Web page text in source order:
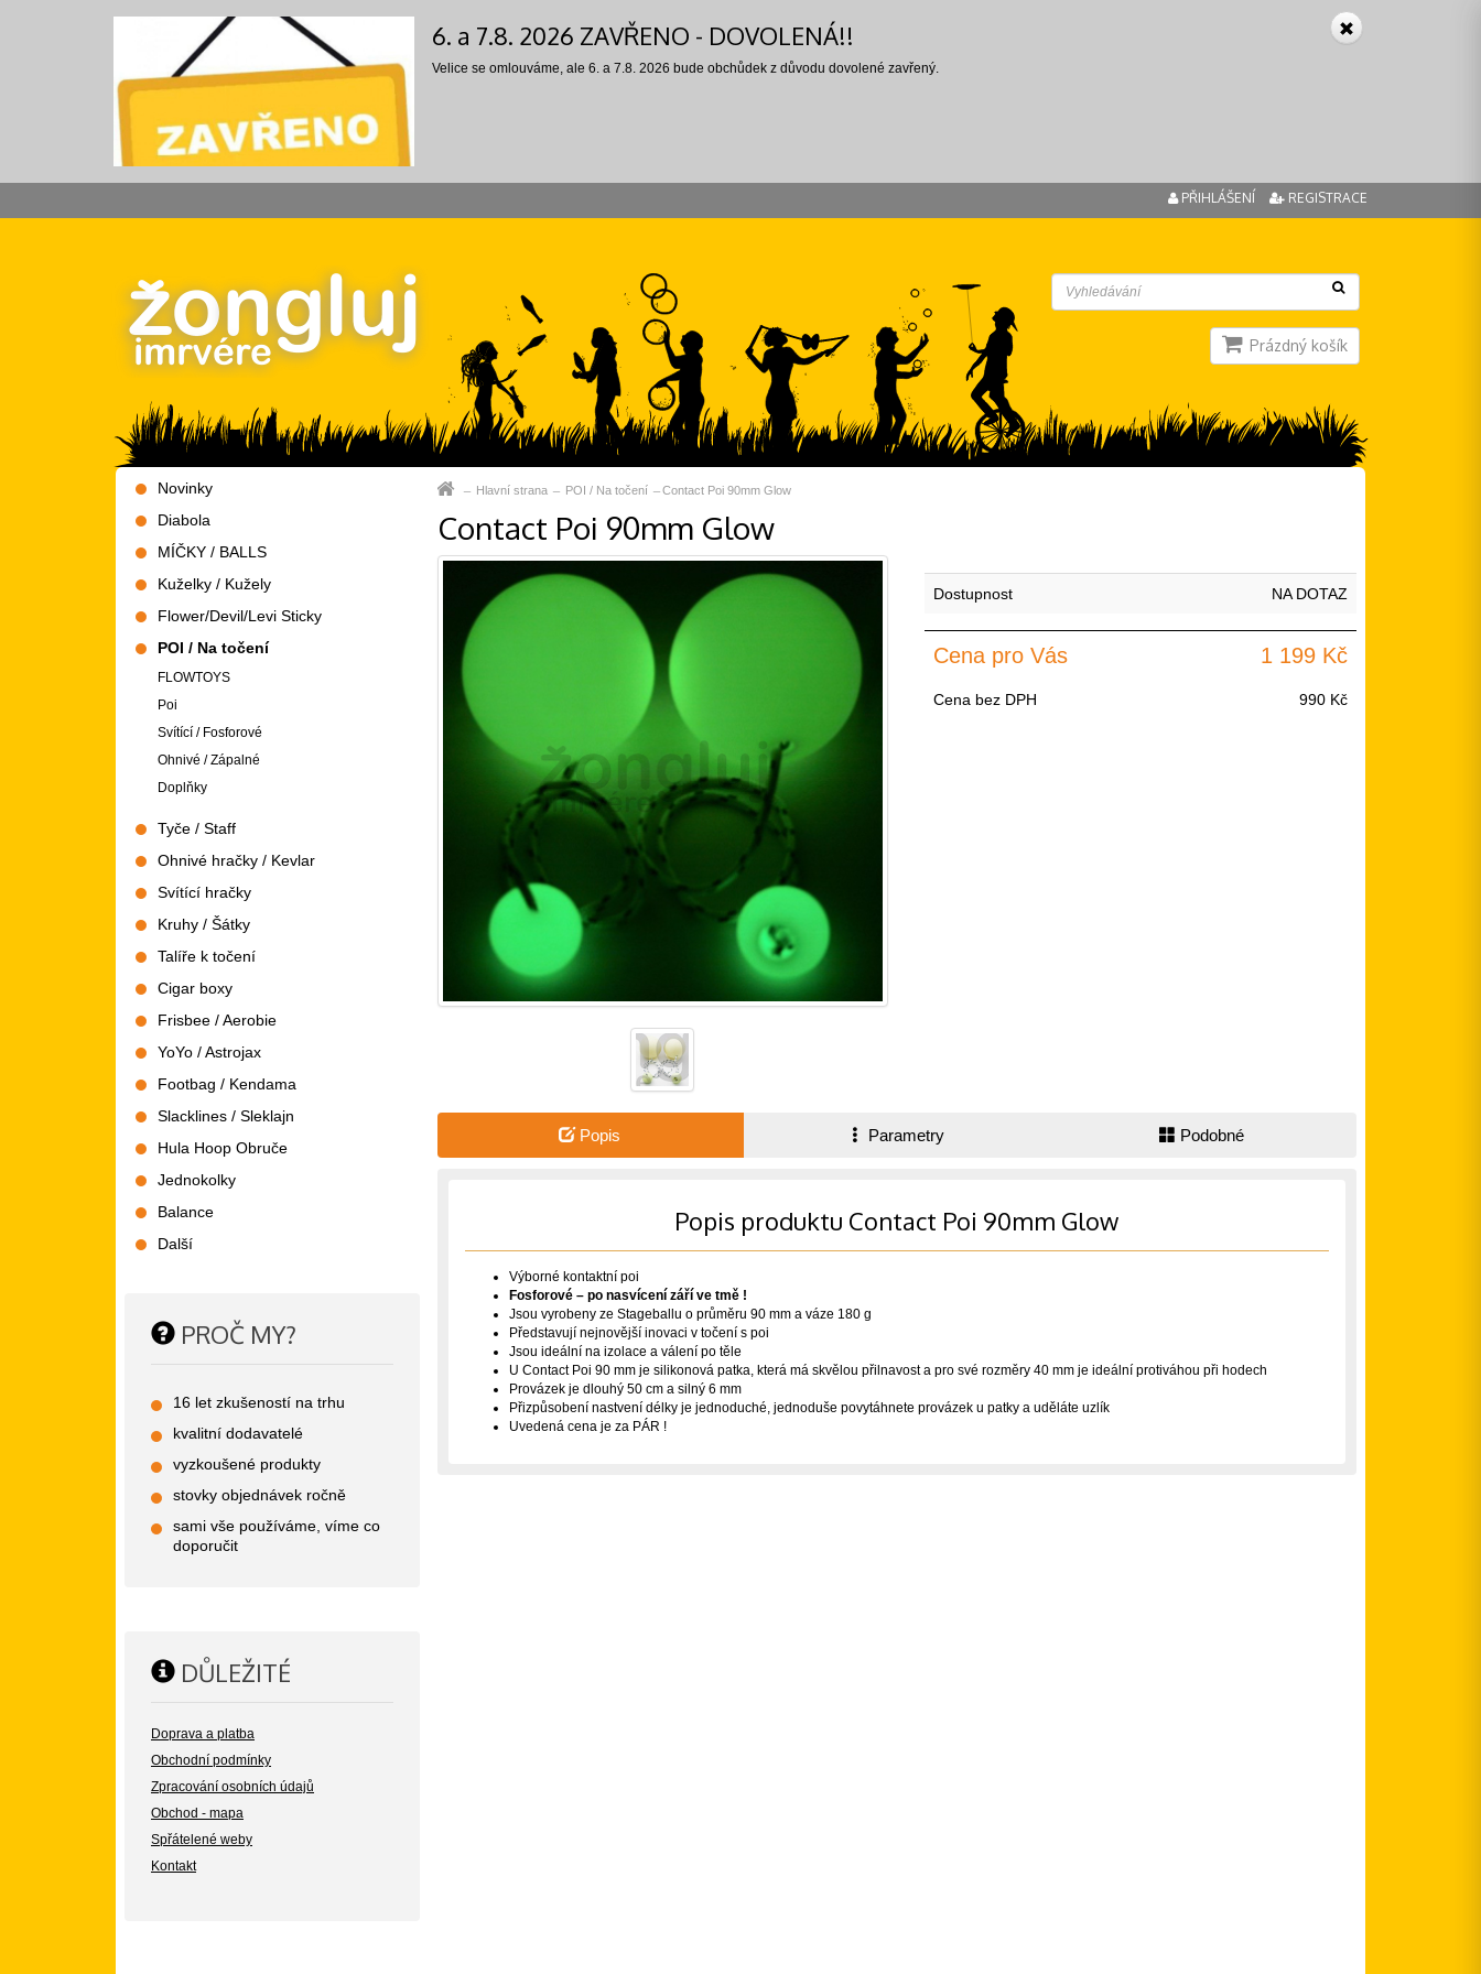
6. a 7.8. 2026 ZAVŘENO - DOVOLENÁ!!
Velice se omlouváme, ale 6. a 7.8. 2026 bude obchůdek z důvodu dovolené zavřený.
PŘIHLÁŠENÍ REGISTRACE
Prázdný košík
Hlavní strana POI / Na točení Contact Poi 90mm Glow
Contact Poi 90mm Glow
Dostupnost NA DOTAZ
Cena pro Vás 1 199 Kč
Cena bez DPH 990 Kč
Popis Parametry Podobné
Popis produktu Contact Poi 90mm Glow
Výborné kontaktní poi
Fosforové – po nasvícení září ve tmě !
Jsou vyrobeny ze Stageballu o průměru 90 mm a váze 180 g
Představují nejnovější inovaci v točení s poi
Jsou ideální na izolace a válení po těle
U Contact Poi 90 mm je silikonová patka, která má skvělou přilnavost a pro své rozměry 40 mm je ideální protiváhou při hodech
Provázek je dlouhý 50 cm a silný 6 mm
Přizpůsobení nastvení délky je jednoduché, jednoduše povytáhnete provázek u patky a uděláte uzlík
Uvedená cena je za PÁR !
Novinky
Diabola
MÍČKY / BALLS
Kuželky / Kužely
Flower/Devil/Levi Sticky
POI / Na točení
FLOWTOYS
Poi
Svítící / Fosforové
Ohnivé / Zápalné
Doplňky
Tyče / Staff
Ohnivé hračky / Kevlar
Svítící hračky
Kruhy / Šátky
Talíře k točení
Cigar boxy
Frisbee / Aerobie
YoYo / Astrojax
Footbag / Kendama
Slacklines / Sleklajn
Hula Hoop Obruče
Jednokolky
Balance
Další
PROČ MY?
16 let zkušeností na trhu
kvalitní dodavatelé
vyzkoušené produkty
stovky objednávek ročně
sami vše používáme, víme co
doporučit
DŮLEŽITÉ
Doprava a platba
Obchodní podmínky
Zpracování osobních údajů
Obchod - mapa
Spřátelené weby
Kontakt